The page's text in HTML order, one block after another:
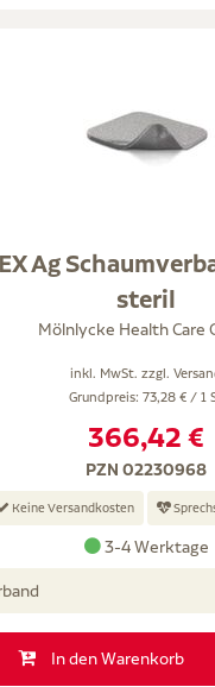
Ag
steril
Mölnlycke Health Care
inkl. MwSt. zzgl.
Grundpreis: 73,28 € / 1
366,42 €
PZN 02230968
Keine Versandkosten
3-4 Werktage
In den Warenkorb